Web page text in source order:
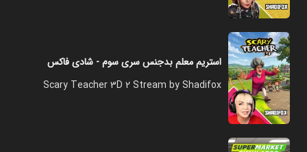
استریم معلم بدجنس سری سوم - شادی فاکس
Scary Teacher 3D 2 Stream by Shadifox